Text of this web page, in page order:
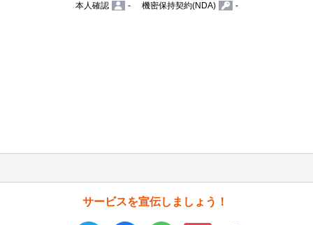
本人確認
- 機密保持契約(NDA) -
サービスを宣伝しましょう！